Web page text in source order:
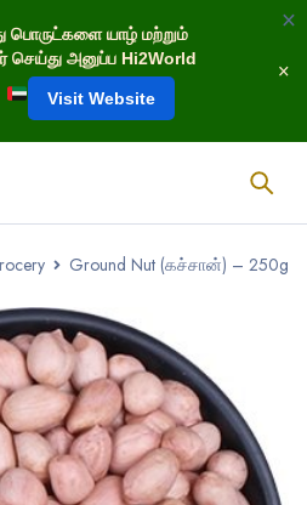
பொருட்களை யாழ் மற்றும்
செய்து அனுப்ப Hi2World
Visit Website
Ground Nut (கச்சான்) – 250g